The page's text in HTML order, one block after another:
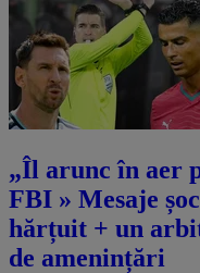
„Îl arunc în aer
FBI » Mesaje
hărțuit + un
de amenințări